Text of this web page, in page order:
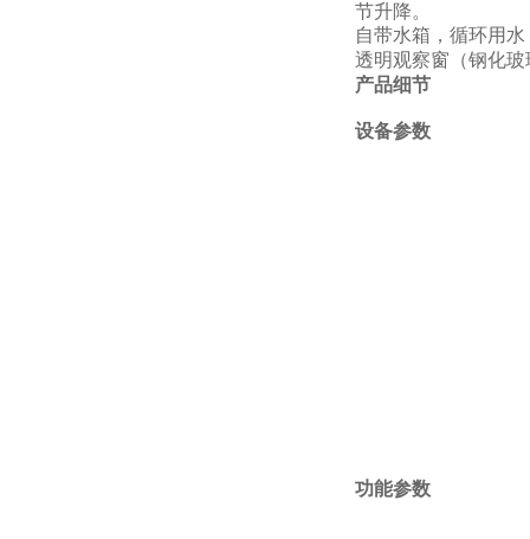
节升降。
自带水箱，循环用
透明观察窗（钢化
产品细节
设备参数
功能参数